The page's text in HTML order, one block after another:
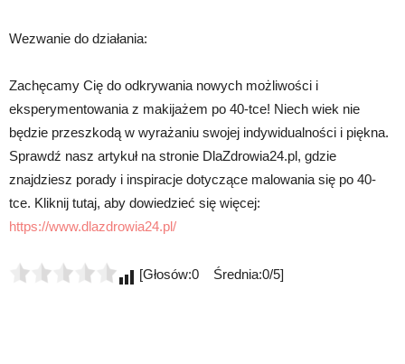
Wezwanie do działania:
Zachęcamy Cię do odkrywania nowych możliwości i
eksperymentowania z makijażem po 40-tce! Niech wiek nie
będzie przeszkodą w wyrażaniu swojej indywidualności i piękna.
Sprawdź nasz artykuł na stronie DlaZdrowia24.pl, gdzie
znajdziesz porady i inspiracje dotyczące malowania się po 40-
tce. Kliknij tutaj, aby dowiedzieć się więcej:
https://www.dlazdrowia24.pl/
[Głosów:0 Średnia:0/5]